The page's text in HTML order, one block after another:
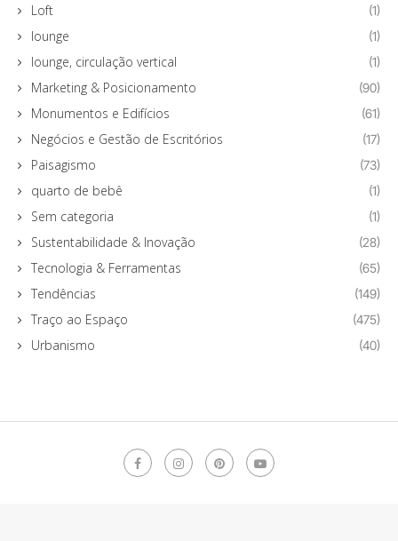
Loft (1)
lounge (1)
lounge, circulação vertical (1)
Marketing & Posicionamento (90)
Monumentos e Edifícios (61)
Negócios e Gestão de Escritórios (17)
Paisagismo (73)
quarto de bebê (1)
Sem categoria (1)
Sustentabilidade & Inovação (28)
Tecnologia & Ferramentas (65)
Tendências (149)
Traço ao Espaço (475)
Urbanismo (40)